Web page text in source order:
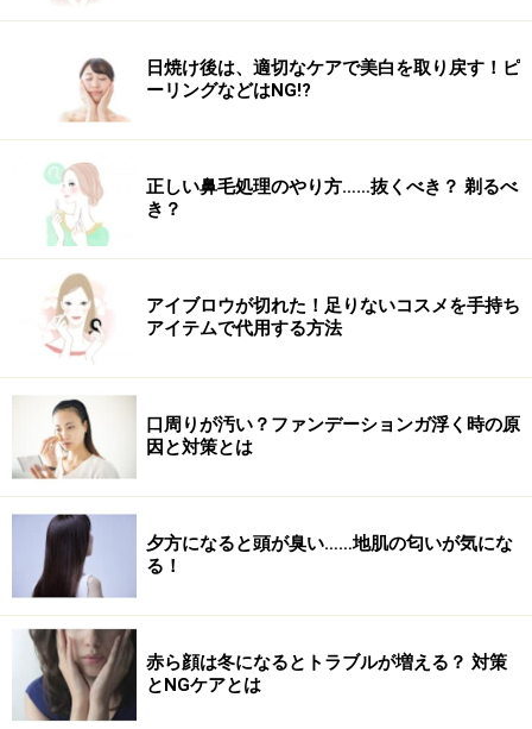
運動後の食事
せっかく運動でカロリーを消費したのだから、それを無
駄にしないために食事は摂らないようにしている……とい
う人もいますが、運動によって枯渇した栄養素を摂取し
ないと筋肉の分解が進み、筋肉量が上がらず返って代謝
が悪くなったり、ボディラインに変化をつけられなくな
ります。
運動後は、運動中に消費された糖質を補い、トレーニン
グした筋肉がしっかり育つようにたんぱく質を摂取しま
しょう。糖質は、パンや麺類など脂質の含有量が多いも
のよりもご飯からの摂取を。たんぱく質も同様に、脂質
の含有量が少ない鶏肉や魚、卵、大豆製品からの摂取が
おすすめです。
気が向いた時に運動をするよりも、運動の効果を効率良
重の達成も早くなります。運動を頑張っているのになか
なか体重が減らない、という人はタイミングが間違って
いるのかもしれません。食事日記と運動日記を記録し
日焼け後は、適切なケアで美白を取り戻す！ピ
ーリングなどはNG!?
正しい鼻毛処理のやり方……抜くべき？ 剃るべ
き？
アイブロウが切れた！足りないコスメを手持ち
アイテムで代用する方法
口周りが汚い？ファンデーションガ浮く時の原
因と対策とは
夕方になると頭が臭い……地肌の匂いが気にな
る！
赤ら顔は冬になるとトラブルが増える？ 対策
とNGケアとは